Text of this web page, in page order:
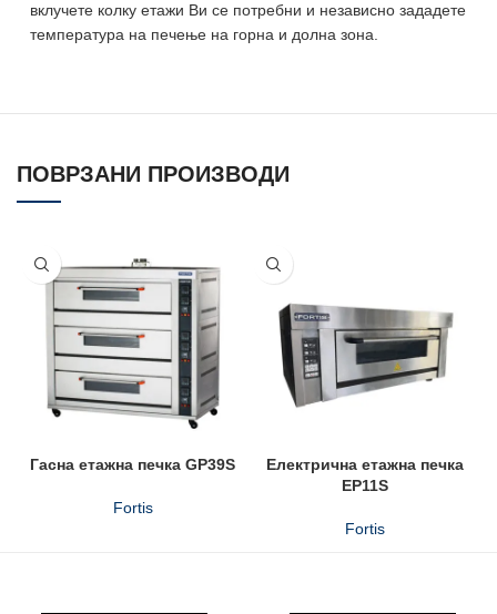
вклучете колку етажи Ви се потребни и независно зададете
температура на печење на горна и долна зона.
ПОВРЗАНИ ПРОИЗВОДИ
Гасна етажна печка GP39S
Fortis
Електрична етажна печка
EP11S
Fortis